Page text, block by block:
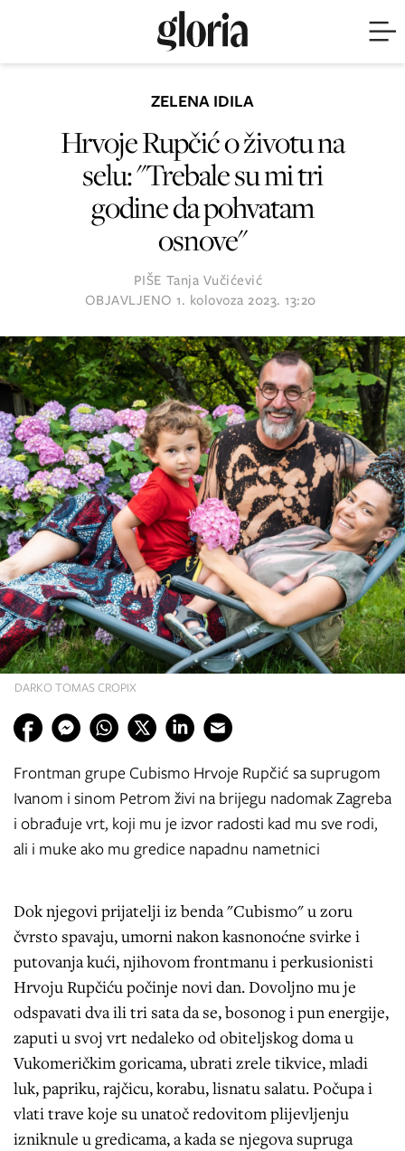
DARKO TOMAS CROPIX
ZELENA IDILA
Hrvoje Rupčić o životu na
selu: "Trebale su mi tri
godine da pohvatam
osnove"
PIŠE Tanja Vučićević
OBJAVLJENO 1. kolovoza 2023. 13:20
Frontman grupe Cubismo Hrvoje Rupčić sa suprugom
Ivanom i sinom Petrom živi na brijegu nadomak Zagreba
i obrađuje vrt, koji mu je izvor radosti kad mu sve rodi,
ali i muke ako mu gredice napadnu nametnici
Dok njegovi prijatelji iz benda "Cubismo" u zoru
čvrsto spavaju, umorni nakon kasnonoćne svirke i
putovanja kući, njihovom frontmanu i perkusionisti
Hrvoju Rupčiću počinje novi dan. Dovoljno mu je
odspavati dva ili tri sata da se, bosonog i pun energije,
zaputi u svoj vrt nedaleko od obiteljskog doma u
Vukomeričkim goricama, ubrati zrele tikvice, mladi
luk, papriku, rajčicu, korabu, lisnatu salatu. Počupa i
vlati trave koje su unatoč redovitom plijevljenju
izniknule u gredicama, a kada se njegova supruga